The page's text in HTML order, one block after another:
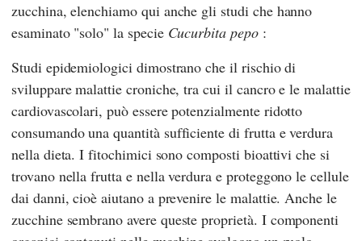
zucchina, elenchiamo qui anche gli studi che hanno
esaminato "solo" la specie Cucurbita pepo:
Studi epidemiologici dimostrano che il rischio di
sviluppare malattie croniche, tra cui il cancro e le malattie
cardiovascolari, può essere potenzialmente ridotto
consumando una quantità sufficiente di frutta e verdura
nella dieta. I fitochimici sono composti bioattivi che si
trovano nella frutta e nella verdura e proteggono le cellule
dai danni, cioè aiutano a prevenire le malattie. Anche le
zucchine sembrano avere queste proprietà. I componenti